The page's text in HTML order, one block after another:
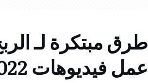
طرق مبتكرة لـ
عمل فيديوهات 2022